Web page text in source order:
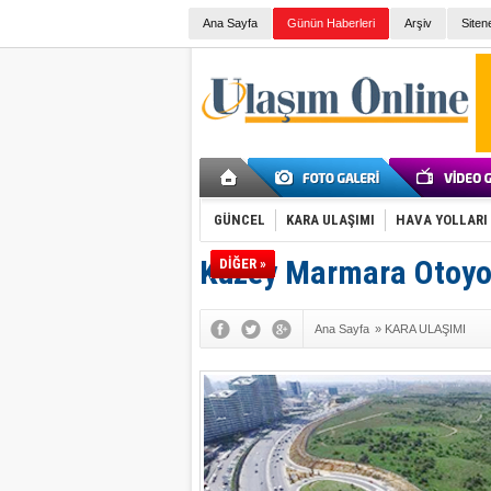
Ana Sayfa Günün Haberleri Arşiv
GÜNCEL KARA ULAŞIMI HAVA YOLLARI
DİĞER »
Kuzey Marmara
Ana Sayfa » KARA ULAŞIMI